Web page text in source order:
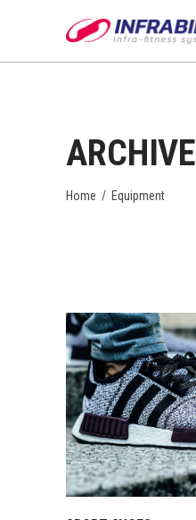
ARCHIVE
Home / Equipment